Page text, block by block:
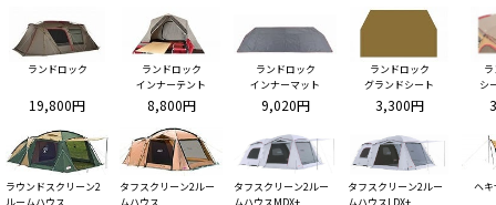
ランドロック
19,800円
ランドロック
インナーテント
8,800円
ランドロック
インナーマット
9,020円
ランドロック
グランドシート
3,300円
シ
ラウンドスクリーン2
タフスクリーン2ルー
タフスクリーン2ルー
タフスクリーン2ルー
ヘキ